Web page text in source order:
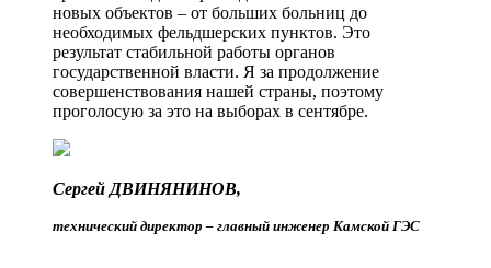
новых объектов – от больших больниц до
необходимых фельдшерских пунктов. Это
результат стабильной работы органов
государственной власти. Я за продолжение
совершенствования нашей страны, поэтому
проголосую за это на выборах в сентябре.
Сергей ДВИНЯНИНОВ,
технический директор – главный инженер Камской ГЭС